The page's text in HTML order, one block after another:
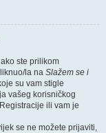
ste prilikom
la na Slažem se i
su vam stigle
vašeg korisničkog
ili vam je
se ne možete prijaviti,